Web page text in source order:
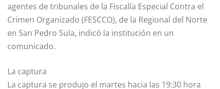
agentes de tribunales de la Fiscalía Especial Contra el
Crimen Organizado (FESCCO), de la Regional del Norte
en San Pedro Sula, indicó la institución en un
comunicado.
La captura
La captura se produjo el martes hacia las 19:30 hora